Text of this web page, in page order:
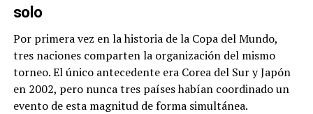
solo
Por primera vez en la historia de la Copa del Mundo,
tres naciones comparten la organización del mismo
torneo. El único antecedente era Corea del Sur y Japón
en 2002, pero nunca tres países habían coordinado un
evento de esta magnitud de forma simultánea.